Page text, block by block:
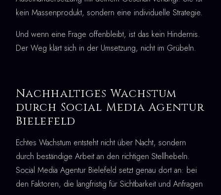
kein Massenprodukt, sondern eine individuelle Strategie.
Und wenn eine Frage offenbleibt, ist das kein Hindernis.
Der Weg klärt sich in der Umsetzung, nicht im Grübeln.
Nachhaltiges Wachstum
durch Social Media Agentur
Bielefeld
Echtes Wachstum entsteht nicht über Nacht, sondern
durch beständige Arbeit an den richtigen Stellhebeln.
Social Media Agentur Bielefeld setzt genau dort an: bei
den Faktoren, die langfristig für Sichtbarkeit und Anfragen